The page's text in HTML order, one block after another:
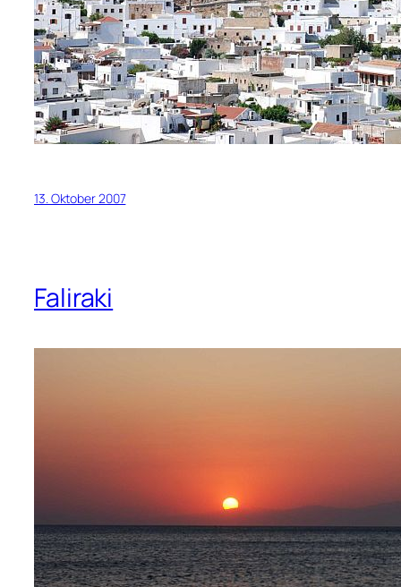
13. Oktober 2007
Faliraki